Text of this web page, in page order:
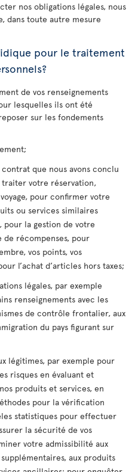
nos obligations légales, nous
dans toute autre mesure
pour le traitement
de vos renseignements
lesquelles ils ont été
sur les fondements
que nous avons conclu
traiter votre réservation,
pour confirmer votre
ou services similaires
la gestion de votre
de récompenses, pour
vos points, vos
l’achat d’articles hors taxes;
légales, par exemple
renseignements avec les
de contrôle frontalier, aux
du pays figurant sur
légitimes, par exemple pour
risques en évaluant et
produits et services, en
pour la vérification
statistiques pour effectuer
la sécurité de vos
votre admissibilité aux
aux produits